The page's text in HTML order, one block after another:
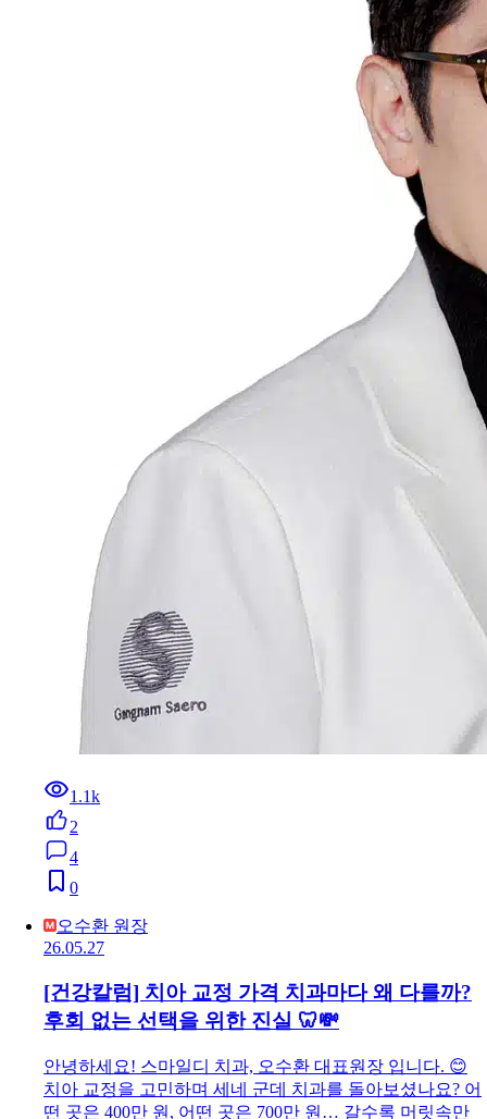
1.1k
2
4
0
오수환 원장
26.05.27
[건강칼럼] 치아 교정 가격 치과마다 왜 다를까?
후회 없는 선택을 위한 진실 🦷💸
안녕하세요! 스마일디 치과, 오수환 대표원장 입니다. 😊
치아 교정을 고민하며 세네 군데 치과를 돌아보셨나요? 어
떤 곳은 400만 원, 어떤 곳은 700만 원… 갈수록 머릿속만